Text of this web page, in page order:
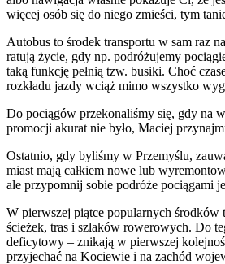
więcej osób się do niego zmieści, tym
Autobus to środek transportu w sam raz
ratują życie, gdy np. podróżujemy
taką funkcję pełnią tzw. busiki. Choć
rozkładu jazdy wciąż mimo wszystko
Do pociągów przekonaliśmy się, gdy na
promocji akurat nie było, Maciej
Ostatnio, gdy byliśmy w Przemyślu,
miast mają całkiem nowe lub
ale przypomnij sobie podróże pociągami
W pierwszej piątce popularnych środków
ścieżek, tras i szlaków rowerowych. Do
deficytowy – znikają w pierwszej
przyjechać na Kociewie i na zachód